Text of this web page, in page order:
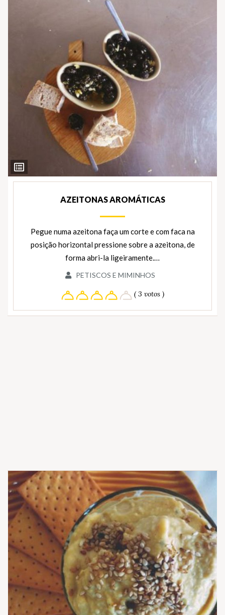
Ver
Ingredientes
AZEITONAS AROMÁTICAS
Pegue numa azeitona faça um corte e com faca na
posição horizontal pressione sobre a azeitona, de
forma abri-la ligeiramente.…
PETISCOS E MIMINHOS
( 3 votos )